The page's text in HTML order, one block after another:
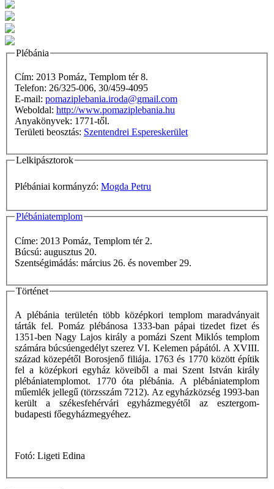
Plébánia
Cím: 2013 Pomáz, Templom tér 8.
Telefon: 26/325-006, 30/459-4095
E-mail: pomaziplebania.iroda@gmail.com
Weboldal: http://www.pomaziplebania.hu
Anyakönyvek: 1771-től.
Területi beosztás: Szentendrei Espereskerület
Lelkipásztorok
Plébániai kormányzó: Mogda Petru
Plébániatemplom
Címe: 2013 Pomáz, Templom tér 2.
Búcsú: augusztus 20.
Szentségimádás: március 26. és november 29.
Történet
A plébánia területén több középkori templom maradványait
tárták fel. Pomáz plébánosa 1333-ban pápai tizedet fizet és
1351-ben Nagy Lajos király a pomázi Szent Miklós templom
számára búcsúengedélyt szerez VI. Kelemen pápától. A XVIII.
század közepétől Borosjenő filiája. 1763 és 1770 között építik
fel a középkori egyház köveiből a mai Szent István király
plébániatemplomot. 1770 óta plébánia. A plébániatemplom
műemlék jellegű (törzsszám 7212). Az egyházközség 1993-ban
került a székesfehérvári egyházmegyétől az esztergom-
budapesti főegyházmegyéhez.
Fotó: Ligeti Edina